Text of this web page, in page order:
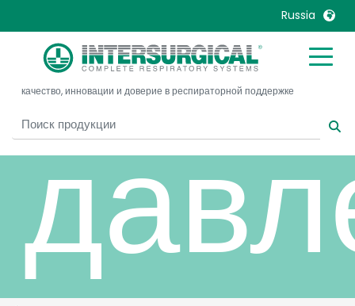
Russia
United Kingdom
United States
Canada, English
Canada, Français
China
Italia
Mexico
Nederlands
Norway
качество, инновации и доверие в респираторной поддержке